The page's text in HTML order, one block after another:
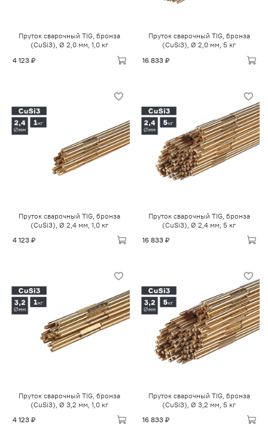
Пруток сварочный TIG, бронза
(CuSi3), Ø 2,0 мм, 1,0 кг
4 123 ₽
Пруток сварочный TIG, бронза
(CuSi3), Ø 2,0 мм, 5 кг
16 833 ₽
Пруток сварочный TIG, бронза
(CuSi3), Ø 2,4 мм, 1,0 кг
4 123 ₽
Пруток сварочный TIG, бронза
(CuSi3), Ø 2,4 мм, 5 кг
16 833 ₽
Пруток сварочный TIG, бронза
(CuSi3), Ø 3,2 мм, 1,0 кг
4 123 ₽
Пруток сварочный TIG, бронза
(CuSi3), Ø 3,2 мм, 5 кг
16 833 ₽